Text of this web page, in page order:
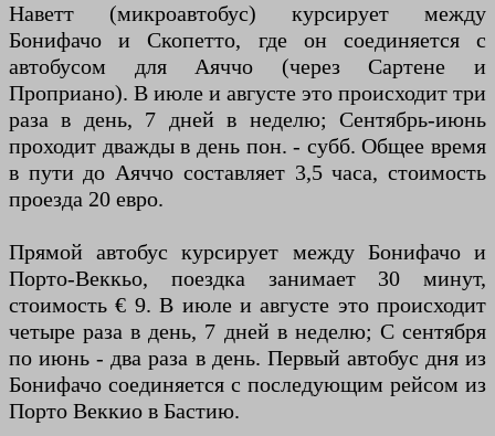
Наветт (микроавтобус) курсирует между
Бонифачо и Скопетто, где он соединяется с
автобусом для Аяччо (через Сартене и
Проприано). В июле и августе это происходит три
раза в день, 7 дней в неделю; Сентябрь-июнь
проходит дважды в день пон. - субб. Общее время
в пути до Аяччо составляет 3,5 часа, стоимость
проезда 20 евро.
Прямой автобус курсирует между Бонифачо и
Порто-Веккьо, поездка занимает 30 минут,
стоимость € 9. В июле и августе это происходит
четыре раза в день, 7 дней в неделю; С сентября
по июнь - два раза в день. Первый автобус дня из
Бонифачо соединяется с последующим рейсом из
Порто Веккио в Бастию.